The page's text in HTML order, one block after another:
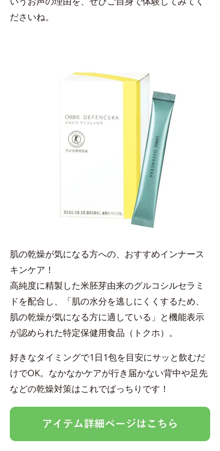
ださいね。
肌の乾燥が気になる方への、おすすめインナース
キンケア！
高純度に精製した米胚芽由来のグルコシルセラミ
ドを配合し、「肌の水分を逃しにくくするため、
肌の乾燥が気になる方に適している」と機能表示
が認められた特定保健用食品（トクホ）。
好きなタイミングで1日1包を目安にサッと飲むだ
けでOK。なかなかケアが行き届かない背中や足先
などの乾燥対策はこれでばっちりです！